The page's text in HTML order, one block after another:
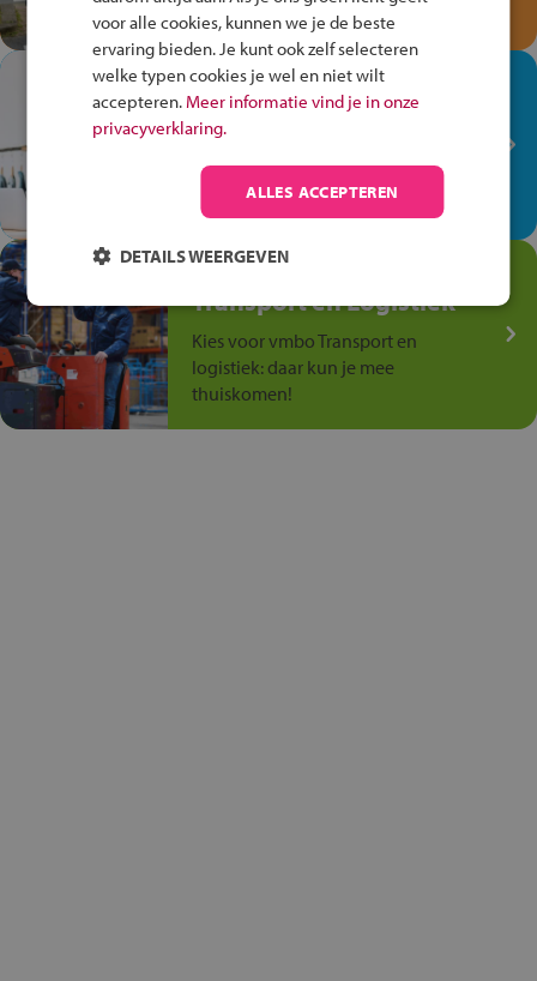
en win een Cortina-fiets!
In de winkel ben je op je
plek!
op de winkelvloer, waar elke dag
anders is!
Jouw talent in de
Transport en Logistiek
Kies voor vmbo Transport en
logistiek: daar kun je mee
thuiskomen!
voor alle cookies, kunnen we je de beste
ervaring bieden. Je kunt ook zelf selecteren
welke typen cookies je wel en niet wilt
accepteren. Meer informatie vind je in onze
privacyverklaring.
ALLES ACCEPTEREN
DETAILS WEERGEVEN